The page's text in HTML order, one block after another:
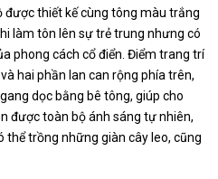
được thiết kế cùng tông màu trắng
làm tôn lên sự trẻ trung nhưng có
phong cách cổ điển. Điểm trang trí
hai phần lan can rộng phía trên,
dọc bằng bê tông, giúp cho
được toàn bộ ánh sáng tự nhiên,
thể trồng những giàn cây leo, cũng